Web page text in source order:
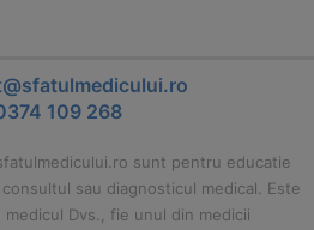
109 268
sunt pentru educatie
sau diagnosticul medical. Este
Dvs., fie unul din medicii